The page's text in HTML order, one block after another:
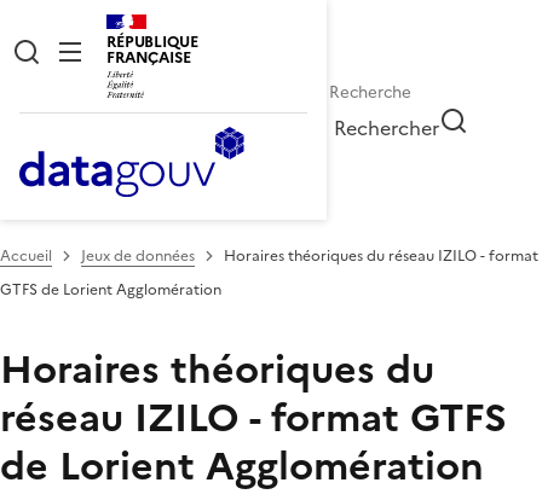
RÉPUBLIQUE
FRANÇAISE
Rechercher
Accueil Jeux de données
Horaires théoriques du réseau IZILO - format
GTFS de Lorient Agglomération
Horaires théoriques du
réseau IZILO - format GTFS
de Lorient Agglomération